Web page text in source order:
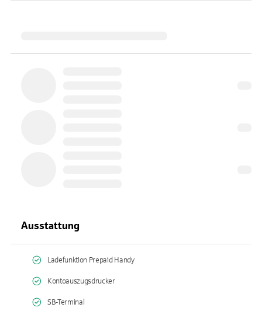
Ausstattung
Ladefunktion Prepaid Handy
Kontoauszugsdrucker
SB-Terminal